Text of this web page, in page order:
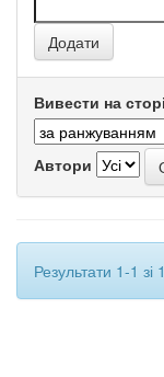
Вивести на
Автори
Результати 1-1